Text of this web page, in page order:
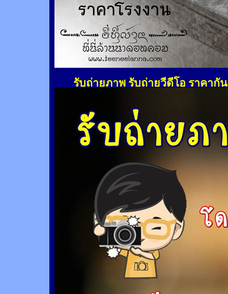
รับถ่ายภาพ รับถ่ายวีดีโอ ราคากั